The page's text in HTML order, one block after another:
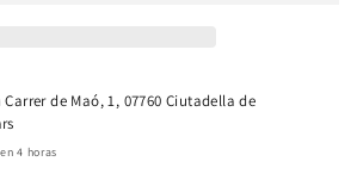
Carrer de Maó, 1, 07760 Ciutadella de
4 horas